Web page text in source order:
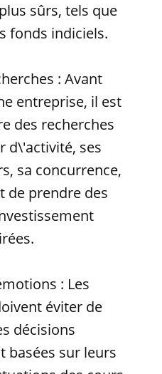
sûrs, tels que
fonds indiciels.
: Avant
entreprise, il est
des recherches
d\'activité, ses
sa concurrence,
de prendre des
: Les
éviter de
décisions
basées sur leurs